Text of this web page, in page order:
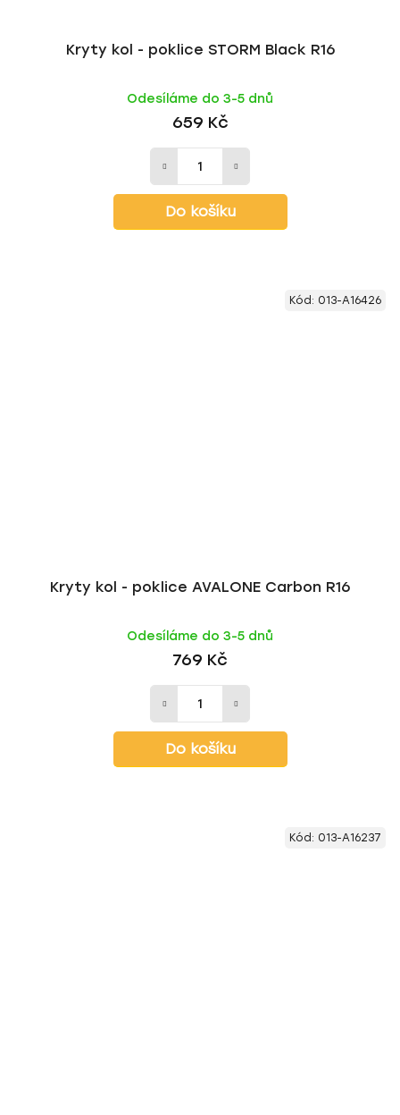
Kryty kol - poklice STORM Black R16
Odesíláme do 3-5 dnů
659 Kč
Do košíku
Kryty kol - poklice AVALONE Carbon R16
Odesíláme do 3-5 dnů
769 Kč
Do košíku
Kód: 013-A16426
Kód: 013-A16237